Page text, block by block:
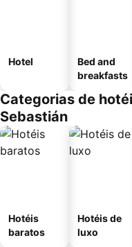
Hotel
Bed and
breakfasts
Categorias de
Sebastián
Hotéis
baratos
Hotéis de
luxo